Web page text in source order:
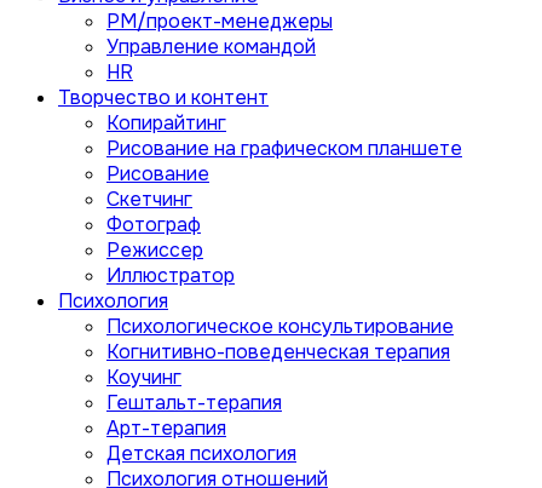
PM/проект-менеджеры
Управление командой
HR
Творчество и контент
Копирайтинг
Рисование на графическом планшете
Рисование
Скетчинг
Фотограф
Режиссер
Иллюстратор
Психология
Психологическое консультирование
Когнитивно-поведенческая терапия
Коучинг
Гештальт-терапия
Арт-терапия
Детская психология
Психология отношений